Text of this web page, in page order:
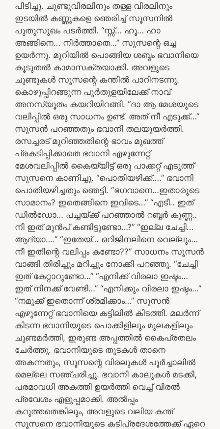
പിടിച്ചു. ചൂണ്ടുവിരലിനും തള്ള വിരലിനും
ഇടയിൽ കണ്ണുകളെ ഞെരിച്ച് സൂസനിൽ
പുതുസുഖം പടർത്തി. “സ്സ്… ഹൂ… ഹാ
അങ്ങിനെ… നിർത്താതെ…” സൂസന്റെ ഒച്ച
ഉയർന്നു. മുറിയിൽ പൊങ്ങിയ ശബ്ദം ഭവാനിയെ
കൂടുതൽ കാമാസക്തയാക്കി. അവളുടെ
ചുണ്ടുകൾ സൂസന്റെ കന്തിൽ പാറിനടന്നു.
കൊഴുപ്പിറങ്ങുന്ന പൂർതുളയിലേക്ക് നാവ്
അനസ്യൂതം കയറിയിറങ്ങി. “ദാ ആ മേശയുടെ
വലിപ്പിൽ ഒരു സാധനം ഉണ്ട്. അത് നീ എടുക്ക്…”
സൂസൻ പറഞ്ഞതും ഭവാനി തലയുയർത്തി.
രസച്ചരട് മുറിഞ്ഞതിന്റെ ഭാവം മുഖത്ത്
പ്രകടിപ്പിക്കാതെ ഭവാനി എഴുന്നേറ്റ്
മേശവലിപ്പിൽ കൈയ്യിട്ട് ഒരു പാക്കറ്റ് എടുത്ത്
സൂസനെ കാണിച്ചു. “പൊതിയഴിക്ക്….” ഭവാനി
പൊതിയഴിച്ചതും ഞെട്ടി. “ഭഗവാനെ…ഇതാരുടെ
സാമാനം? ഇതെങ്ങിനെ ഇവിടെ…” “എടീ.. ഇത്
ഡിൽഡോ… പച്ചയ്ക്ക് പറഞ്ഞാൽ റബ്ബർ കുണ്ണ..
നീ ഇത് മുൻപ് കണ്ടിട്ടുണ്ടോ…?” “ഇല്ല ചേച്ചി…
ആദ്യാ….” “ഇതേയ്… ഒറിജിനലിനെ വെല്ലും…
നീ ഇതിന്റെ വലിപ്പം കണ്ടോ??” സാധനം സൂസൻ
വാങ്ങി തിരിച്ചും മറിച്ചും നോക്കി പറഞ്ഞു. “ചേച്ചി
ഇത് കേറ്റാറുണ്ടോ…” “എനിക്ക് വിരലാ ഇഷ്ടം…
ഇത് നിനക്ക് വേണ്ടി…” “എനിക്കും വിരലാ ഇഷ്ടം…”
“നമുക്ക് ഇതൊന്ന് ശ്രമിക്കാം…” സൂസൻ
എഴുന്നേറ്റ് ഭവാനിയെ കട്ടിലിൽ കിടത്തി. മലർന്ന്
കിടന്ന ഭവാനിയുടെ പൊക്കിളിലും മുലകളിലും
ചുണ്ടമർത്തി, ഇരുണ്ട അപ്പത്തിൽ കൈപ്രതലം
ചേർത്തു. ഭവാനിയുടെ തുടകൾ താനെ
അകന്നതും, സൂസന്റെ വിരലുകൾ പൂർച്ചാലിൽ
മെല്ലെ സഞ്ചരിച്ചു. ഭവാനി കാലുകൾ മടക്കി,
പരമാവധി അകത്തി ഉയർത്തി വെച്ച് വിരൽ
പ്രവേശം എളുപ്പമാക്കി. അൽപ്പം
കറുത്തതെങ്കിലും, അവളുടെ വലിയ കന്ത്
സൂസനെ ഭവാനിയുടെ കടിപ്രദേശത്തേക്ക് ഏറെ